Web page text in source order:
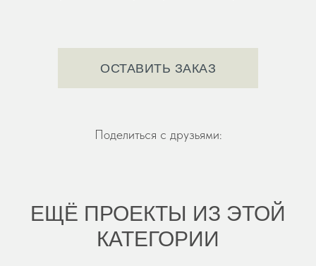
ОСТАВИТЬ ЗАКАЗ
Поделиться с друзьями:
ЕЩЁ ПРОЕКТЫ ИЗ ЭТОЙ
КАТЕГОРИИ